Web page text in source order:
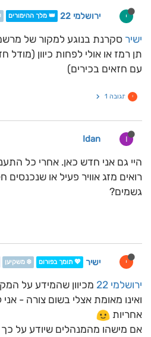
י ירושלמי 22 👑 מלך ההימורים
ישיר סקרנת בנוגע למקור של
תן רמז או אולי לפחות כיוון
עם חזאים בכירים)
י תגובה 1
I
Idan
היי גם אני חדש כאן. אחרי כל
רואים מזג אוויר פעיל או
גשמים?
י ישיר 💖 תומך בפורום ❄️ משקיען
ירושלמי 22
מכיוון שהמידע על
ואינו מאומת אצלי בשום צורה -
אחריות
אם מישהו מהמנהלים שיודע על